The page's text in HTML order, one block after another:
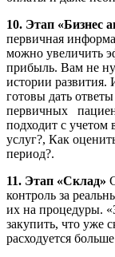
10. Этап «Бизнес
первичная
можно увеличить
прибыль. Вам не
истории развития.
готовы дать
первичных
подходит с
услуг?, Как
период?.
11. Этап «Склад»
контроль за
их на процедуры.
закупить, что уже
расходуется